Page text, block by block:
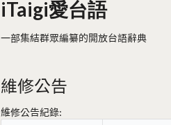
iTaigi愛台語
一部集結群眾編纂的開放台語辭典
維修公告
維修公告紀錄: